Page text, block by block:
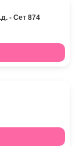
- Сет 874